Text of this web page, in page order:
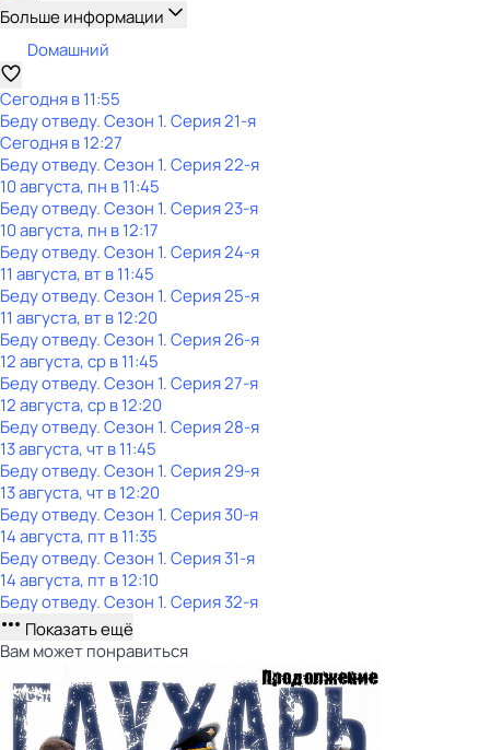
Больше информации
Dомашний
Сегодня в 11:55
Беду отведу. Сезон 1. Серия 21-я
Сегодня в 12:27
Беду отведу. Сезон 1. Серия 22-я
10 августа, пн в 11:45
Беду отведу. Сезон 1. Серия 23-я
10 августа, пн в 12:17
Беду отведу. Сезон 1. Серия 24-я
11 августа, вт в 11:45
Беду отведу. Сезон 1. Серия 25-я
11 августа, вт в 12:20
Беду отведу. Сезон 1. Серия 26-я
12 августа, ср в 11:45
Беду отведу. Сезон 1. Серия 27-я
12 августа, ср в 12:20
Беду отведу. Сезон 1. Серия 28-я
13 августа, чт в 11:45
Беду отведу. Сезон 1. Серия 29-я
13 августа, чт в 12:20
Беду отведу. Сезон 1. Серия 30-я
14 августа, пт в 11:35
Беду отведу. Сезон 1. Серия 31-я
14 августа, пт в 12:10
Беду отведу. Сезон 1. Серия 32-я
Показать ещё
Вам может понравиться